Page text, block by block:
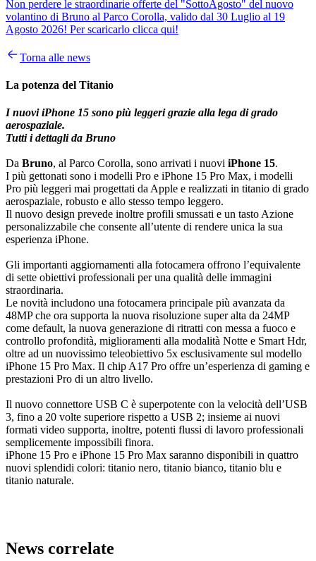
Non perdere le straordinarie offerte del "SottoAgosto" del nuovo
volantino di Bruno al Parco Corolla, valido dal 30 Luglio al 19
Agosto 2026! Per scaricarlo clicca qui!
Torna alle news
La potenza del Titanio
I nuovi iPhone 15 sono più leggeri grazie alla lega di grado
aerospaziale.
Tutti i dettagli da Bruno
Da Bruno, al Parco Corolla, sono arrivati i nuovi iPhone 15.
I più gettonati sono i modelli Pro e iPhone 15 Pro Max, i modelli
Pro più leggeri mai progettati da Apple e realizzati in titanio di grado
aerospaziale, robusto e allo stesso tempo leggero.
Il nuovo design prevede inoltre profili smussati e un tasto Azione
personalizzabile che consente all’utente di rendere unica la sua
esperienza iPhone.
Gli importanti aggiornamenti alla fotocamera offrono l’equivalente
di sette obiettivi professionali per una qualità delle immagini
straordinaria.
Le novità includono una fotocamera principale più avanzata da
48MP che ora supporta la nuova risoluzione super alta da 24MP
come default, la nuova generazione di ritratti con messa a fuoco e
controllo profondità, miglioramenti alla modalità Notte e Smart Hdr,
oltre ad un nuovissimo teleobiettivo 5x esclusivamente sul modello
iPhone 15 Pro Max. Il chip A17 Pro offre un’esperienza di gaming e
prestazioni Pro di un altro livello.
Il nuovo connettore USB C è superpotente con la velocità dell’USB
3, fino a 20 volte superiore rispetto a USB 2; insieme ai nuovi
formati video supporta, inoltre, potenti flussi di lavoro professionali
semplicemente impossibili finora.
iPhone 15 Pro e iPhone 15 Pro Max saranno disponibili in quattro
nuovi splendidi colori: titanio nero, titanio bianco, titanio blu e
titanio naturale.
News correlate